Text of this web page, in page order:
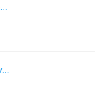
Crédit Agricole Saumur 21 23 Rue Beaurepaire
Crédit Agricole Thouars 30 Boulevard Ernest Renan